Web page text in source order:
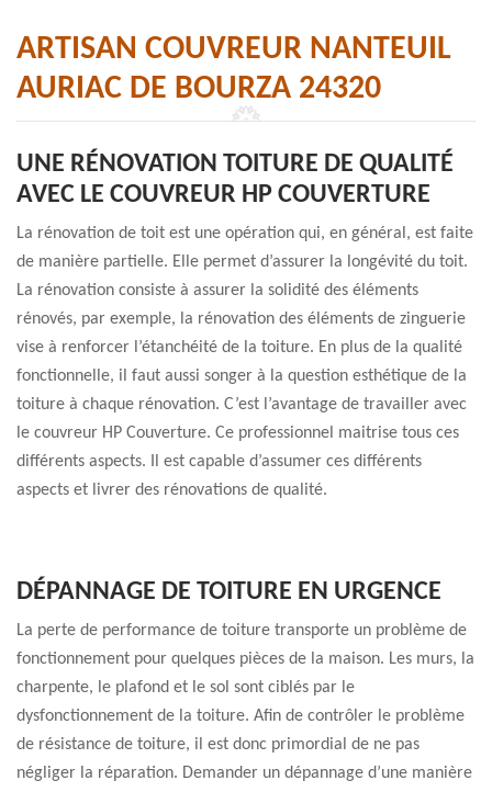
ARTISAN COUVREUR NANTEUIL
AURIAC DE BOURZA 24320
UNE RÉNOVATION TOITURE DE QUALITÉ
AVEC LE COUVREUR HP COUVERTURE
La rénovation de toit est une opération qui, en général, est faite
de manière partielle. Elle permet d’assurer la longévité du toit.
La rénovation consiste à assurer la solidité des éléments
rénovés, par exemple, la rénovation des éléments de zinguerie
vise à renforcer l’étanchéité de la toiture. En plus de la qualité
fonctionnelle, il faut aussi songer à la question esthétique de la
toiture à chaque rénovation. C’est l’avantage de travailler avec
le couvreur HP Couverture. Ce professionnel maitrise tous ces
différents aspects. Il est capable d’assumer ces différents
aspects et livrer des rénovations de qualité.
DÉPANNAGE DE TOITURE EN URGENCE
La perte de performance de toiture transporte un problème de
fonctionnement pour quelques pièces de la maison. Les murs, la
charpente, le plafond et le sol sont ciblés par le
dysfonctionnement de la toiture. Afin de contrôler le problème
de résistance de toiture, il est donc primordial de ne pas
négliger la réparation. Demander un dépannage d’une manière